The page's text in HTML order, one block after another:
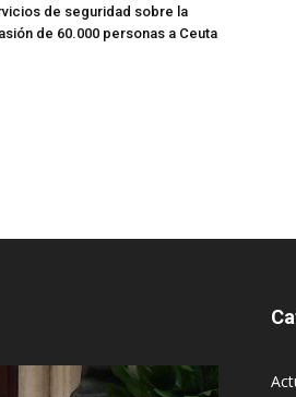
de seguridad sobre la
de 60.000 personas a Ceuta